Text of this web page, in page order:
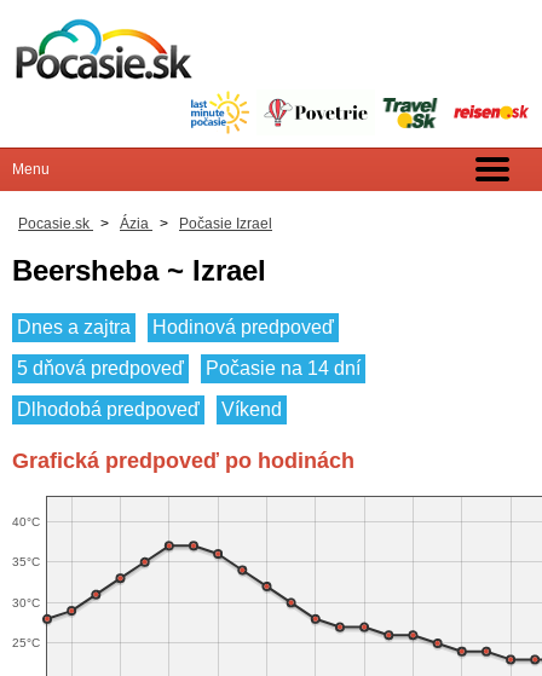
Pocasie.sk > Ázia > Počasie Izrael
Beersheba ~ Izrael
Dnes a zajtra
Hodinová predpoveď
5 dňová predpoveď
Počasie na 14 dní
Dlhodobá predpoveď
Víkend
Grafická predpoveď po hodinách
25°C
30°C
35°C
40°C